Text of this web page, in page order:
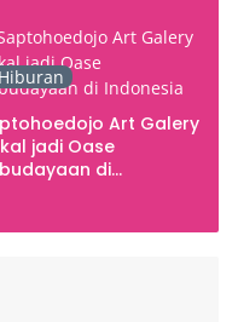
Hiburan
Art Galery
jadi Oase
di